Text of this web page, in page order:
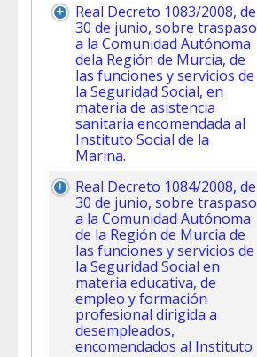
Real Decreto 1083/2008, de
30 de junio, sobre traspaso
a la Comunidad Autónoma
dela Región de Murcia, de
las funciones y servicios de
la Seguridad Social, en
materia de asistencia
sanitaria encomendada al
Instituto Social de la
Marina.
Real Decreto 1084/2008, de
30 de junio, sobre traspaso
a la Comunidad Autónoma
de la Región de Murcia de
las funciones y servicios de
la Seguridad Social en
materia educativa, de
empleo y formación
profesional dirigida a
desempleados,
encomendados al Instituto